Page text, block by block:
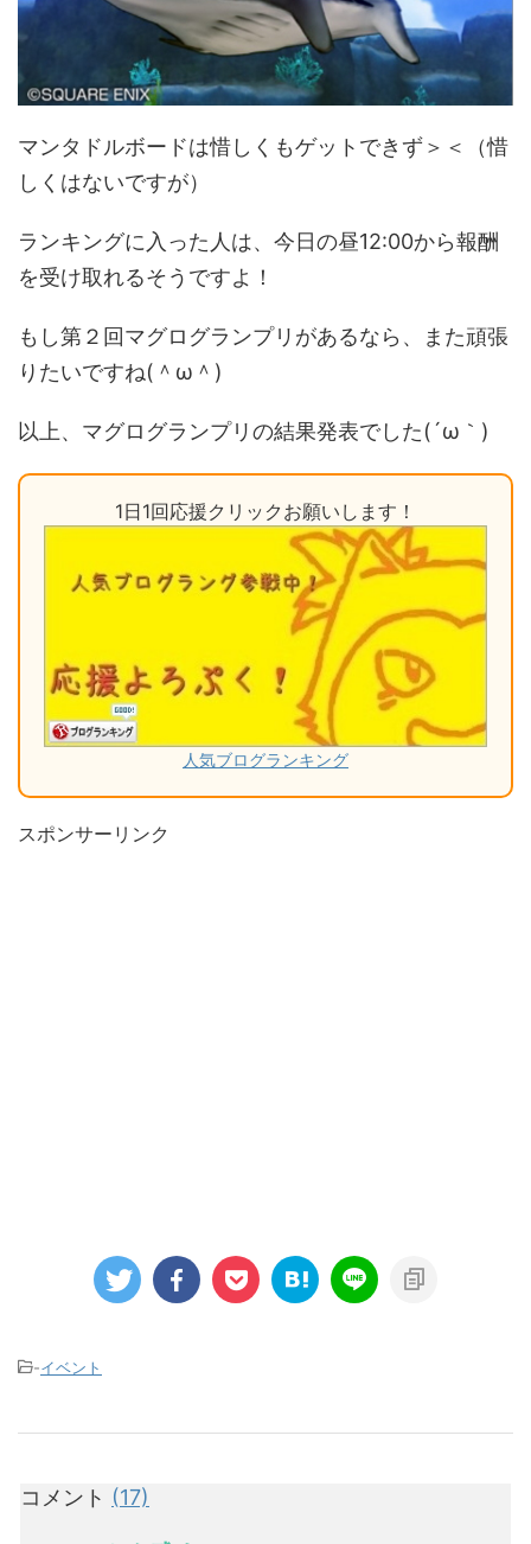
マンタドルボードは惜しくもゲットできず＞＜（惜
しくはないですが）
ランキングに入った人は、今日の昼12:00から報酬
を受け取れるそうですよ！
もし第２回マグログランプリがあるなら、また頑張
りたいですね(＾ω＾)
以上、マグログランプリの結果発表でした(´ω｀)
1日1回応援クリックお願いします！
人気ブログランキング
スポンサーリンク
-イベント
コメント (17)